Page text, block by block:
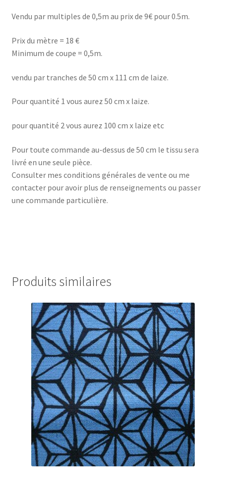
Vendu par multiples de 0,5m au prix de 9€ pour 0.5m.
Prix du mètre = 18 €
Minimum de coupe = 0,5m.
vendu par tranches de 50 cm x 111 cm de laize.
Pour quantité 1 vous aurez 50 cm x laize.
pour quantité 2 vous aurez 100 cm x laize etc
Pour toute commande au-dessus de 50 cm le tissu sera
livré en une seule pièce.
Consulter mes conditions générales de vente ou me
contacter pour avoir plus de renseignements ou passer
une commande particulière.
Produits similaires